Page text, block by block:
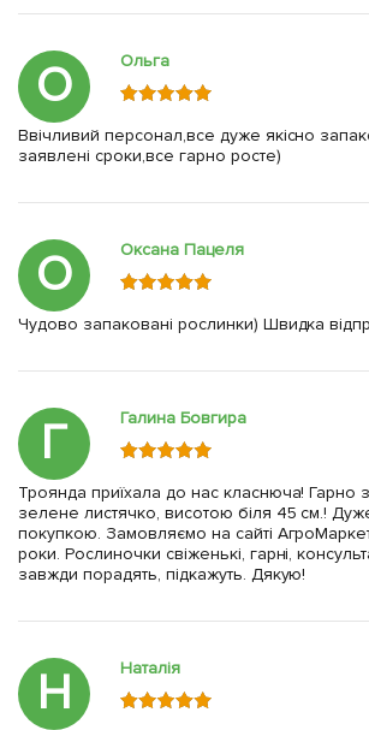
О Ольга
Ввічливий персонал,все дуже якісно
заявлені сроки,все гарно росте)
О Оксана Пацеля
Чудово запаковані рослинки) Швидка
Г Галина Бовгира
Троянда приїхала до нас класнюча! Гарно
зелене листячко, висотою біля 45 см.!
покупкою. Замовляємо на сайті
роки. Рослиночки свіженькі, гарні,
завжди порадять, підкажуть. Дякую!
Н Наталія